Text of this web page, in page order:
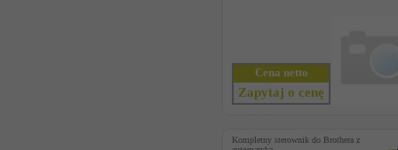
Cena netto
Zapytaj o cenę
Kompletny sterownik do Brothera z